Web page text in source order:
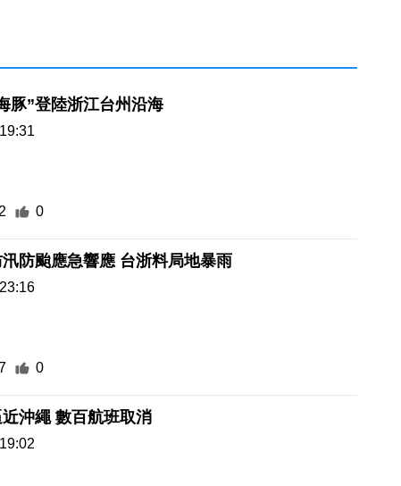
豚”登陸浙江台州沿海
0
防颱應急響應 台浙料局地暴雨
0
沖繩 數百航班取消